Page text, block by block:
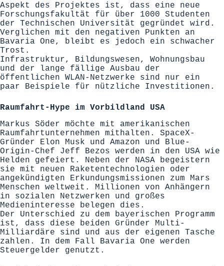
Aspekt des Projektes ist, dass eine neue
Forschungsfakultät für über 1000 Studenten
der Technischen Universität gegründet wird.
Verglichen mit den negativen Punkten an
Bavaria One, bleibt es jedoch ein schwacher
Trost.
Infrastruktur, Bildungswesen, Wohnungsbau
und der lange fällige Ausbau der
öffentlichen WLAN-Netzwerke sind nur ein
paar Beispiele für nützliche Investitionen.
Raumfahrt-Hype im Vorbildland USA
Markus Söder möchte mit amerikanischen
Raumfahrtunternehmen mithalten. SpaceX-
Gründer Elon Musk und Amazon und Blue-
Origin-Chef Jeff Bezos werden in den USA wie
Helden gefeiert. Neben der NASA begeistern
sie mit neuen Raketentechnologien oder
angekündigten Erkundungsmissionen zum Mars
Menschen weltweit. Millionen von Anhängern
in sozialen Netzwerken und großes
Medieninteresse belegen dies.
Der Unterschied zu dem bayerischen Programm
ist, dass diese beiden Gründer Multi-
Milliardäre sind und aus der eigenen Tasche
zahlen. In dem Fall Bavaria One werden
Steuergelder genutzt.